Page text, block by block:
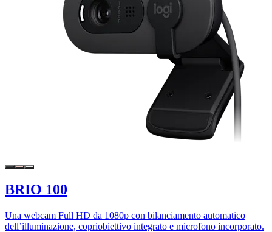
BRIO 100
Una webcam Full HD da 1080p con bilanciamento automatico
dell’illuminazione, copriobiettivo integrato e microfono incorporato.